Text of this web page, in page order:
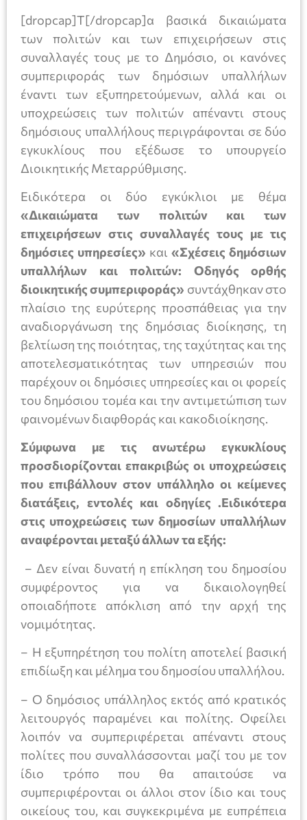
[dropcap]Τ[/dropcap]α βασικά δικαιώματα
των πολιτών και των επιχειρήσεων στις
συναλλαγές τους με το Δημόσιο, οι κανόνες
συμπεριφοράς των δημόσιων υπαλλήλων
έναντι των εξυπηρετούμενων, αλλά και οι
υποχρεώσεις των πολιτών απέναντι στους
δημόσιους υπαλλήλους περιγράφονται σε δύο
εγκυκλίους που εξέδωσε το υπουργείο
Διοικητικής Μεταρρύθμισης.
Ειδικότερα οι δύο εγκύκλιοι με θέμα
«Δικαιώματα των πολιτών και των
επιχειρήσεων στις συναλλαγές τους με τις
δημόσιες υπηρεσίες» και «Σχέσεις δημόσιων
υπαλλήλων και πολιτών: Οδηγός ορθής
διοικητικής συμπεριφοράς» συντάχθηκαν στο
πλαίσιο της ευρύτερης προσπάθειας για την
αναδιοργάνωση της δημόσιας διοίκησης, τη
βελτίωση της ποιότητας, της ταχύτητας και της
αποτελεσματικότητας των υπηρεσιών που
παρέχουν οι δημόσιες υπηρεσίες και οι φορείς
του δημόσιου τομέα και την αντιμετώπιση των
φαινομένων διαφθοράς και κακοδιοίκησης.
Σύμφωνα με τις ανωτέρω εγκυκλίους
προσδιορίζονται επακριβώς οι υποχρεώσεις
που επιβάλλουν στον υπάλληλο οι κείμενες
διατάξεις, εντολές και οδηγίες .Ειδικότερα
στις υποχρεώσεις των δημοσίων υπαλλήλων
αναφέρονται μεταξύ άλλων τα εξής:
– Δεν είναι δυνατή η επίκληση του δημοσίου
συμφέροντος για να δικαιολογηθεί
οποιαδήποτε απόκλιση από την αρχή της
νομιμότητας.
– Η εξυπηρέτηση του πολίτη αποτελεί βασική
επιδίωξη και μέλημα του δημοσίου υπαλλήλου.
– Ο δημόσιος υπάλληλος εκτός από κρατικός
λειτουργός παραμένει και πολίτης. Οφείλει
λοιπόν να συμπεριφέρεται απέναντι στους
πολίτες που συναλλάσσονται μαζί του με τον
ίδιο τρόπο που θα απαιτούσε να
συμπεριφέρονται οι άλλοι στον ίδιο και τους
οικείους του, και συγκεκριμένα με ευπρέπεια